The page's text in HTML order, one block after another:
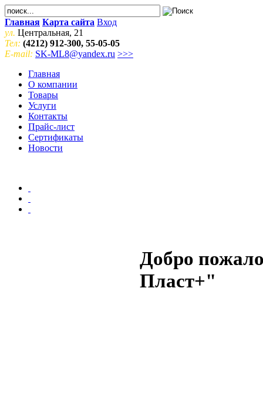
Главная Карта сайта Вход
ул. Центральная, 21
Тел: (4212) 912-300, 55-05-05
E-mail: SK-ML8@yandex.ru >>>
Главная
О компании
Товары
Услуги
Контакты
Прайс-лист
Сертификаты
Новости
Добро
Пласт+"